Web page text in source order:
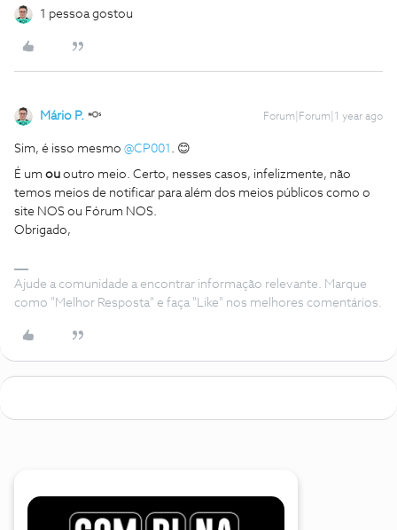
1 pessoa gostou
Mário P. Forum|Forum|1 year ago
Sim, é isso mesmo @CP001 . 😊
É um ou outro meio. Certo, nesses casos, infelizmente, não
temos meios de notificar para além dos meios públicos como o
site NOS ou Fórum NOS.
Obrigado,
Ajude a comunidade a encontrar informação relevante. Marque
como "Melhor Resposta" e faça "Like" nos melhores comentários.